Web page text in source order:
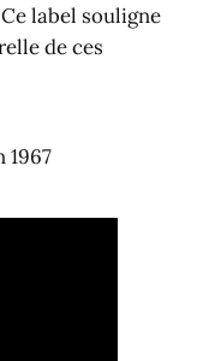
label souligne
de ces
1967